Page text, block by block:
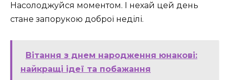
Насолоджуйся моментом. І нехай цей день
стане запорукою доброї неділі.
Вітання з днем народження юнакові:
найкращі ідеї та побажання